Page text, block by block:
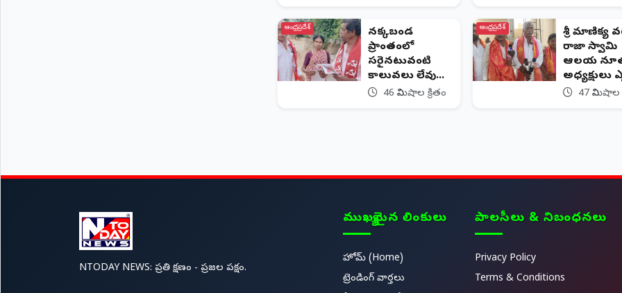
ఆంధ్రప్రదేశ్
నక్కబండ
ప్రాంతంలో
సరైనటువంటి
కాలువలు లేవు...
46 నిమిషాల క్రితం
ఆంధ్రప్రదేశ్
శ్రీ మాణిక్య
రాజా స్వామి
ఆలయ
అధ్యక్షులు
47 నిమిషాల
NTODAY NEWS: ప్రతి క్షణం - ప్రజల పక్షం.
ముఖ్యమైన లింకులు
హోమ్ (Home)
ట్రెండింగ్ వార్తలు
పాలసీలు & నిబంధనలు
Privacy Policy
Terms & Conditions